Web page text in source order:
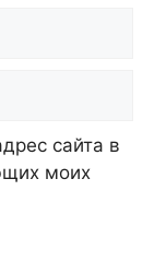
сайта в
моих